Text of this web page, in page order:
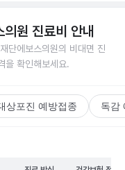
의원 진료비 안내
단에보스의원의 비대면 진
을 확인해보세요.
상포진 예방접종 독감